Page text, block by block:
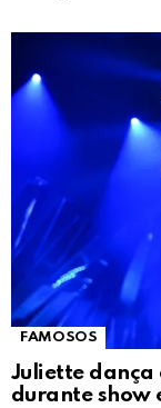
FAMOSOS
Juliette
durante show